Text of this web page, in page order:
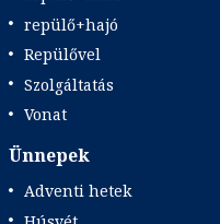
repülő+hajó
Repülővel
Szolgáltatás
Vonat
Ünnepek
Adventi hetek